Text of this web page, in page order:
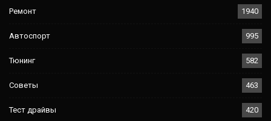
Ремонт 1940
Автоспорт 995
Тюнинг 582
Советы 463
Тест драйвы 420